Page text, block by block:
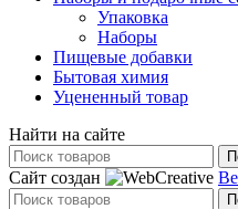
Упаковка
Наборы
Пищевые добавки
Бытовая химия
Уцененный товар
Найти на сайте
Сайт создан